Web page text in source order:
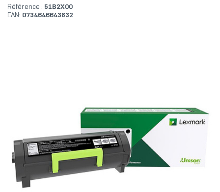
Référence : 51B2X00
EAN: 0734646643832